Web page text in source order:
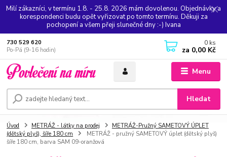
Milí zákazníci, v termínu 1.8. - 25.8. 2026 mám dovolenou. Objednávky a
korespondenci budu opět vyřizovat po tomto termínu. Děkuji za
pochopení a všem přeji slunečné dny :-) Ivana
Menu
Hledat
730 529 620
Po-Pá (9-16 hodin)
0 ks
za 0,00 Kč
Úvod METRÁŽ - látky na prodej
METRÁŽ-Pružný SAMETOVÝ ÚPLET
(dětský plyš), šíře 180 cm
METRÁŽ - pružný SAMETOVÝ úplet (dětský plyš)
šíře 180 cm, barva SAM 09-oranžová